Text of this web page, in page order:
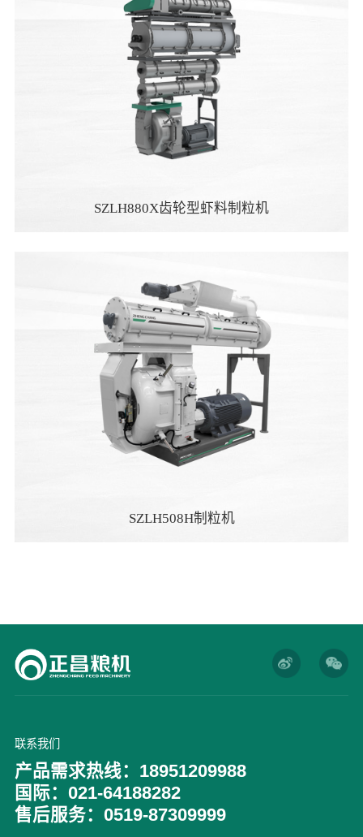
SZLH880X齿轮型虾料制粒机
SZLH508H制粒机
联系我们
产品需求热线：18951209988
国际：021-64188282
售后服务：0519-87309999